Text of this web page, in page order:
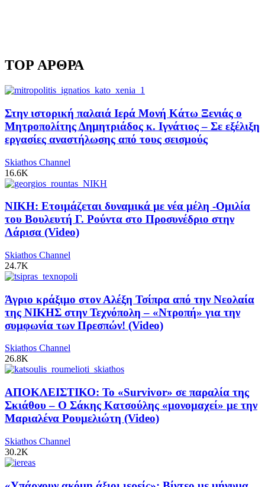
TOP ΑΡΘΡΑ
Στην ιστορική παλαιά Ιερά Μονή Κάτω Ξενιάς ο
Μητροπολίτης Δημητριάδος κ. Ιγνάτιος – Σε εξέλιξη
εργασίες αναστήλωσης από τους σεισμούς
Skiathos Channel
16.6K
ΝΙΚΗ: Ετοιμάζεται δυναμικά με νέα μέλη -Ομιλία
του Βουλευτή Γ. Ρούντα στο Προσυνέδριο στην
Λάρισα (Video)
Skiathos Channel
24.7K
Άγριο κράξιμο στον Αλέξη Τσίπρα από την Νεολαία
της ΝΙΚΗΣ στην Τεχνόπολη – «Ντροπή» για την
συμφωνία των Πρεσπών! (Video)
Skiathos Channel
26.8K
ΑΠΟΚΛΕΙΣΤΙΚΟ: Το «Survivor» σε παραλία της
Σκιάθου – Ο Σάκης Κατσούλης «μονομαχεί» με την
Μαριαλένα Ρουμελιώτη (Video)
Skiathos Channel
30.2K